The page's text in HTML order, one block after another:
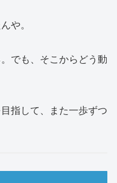
や。
でも、そこからどう動
指して、また一歩ずつ